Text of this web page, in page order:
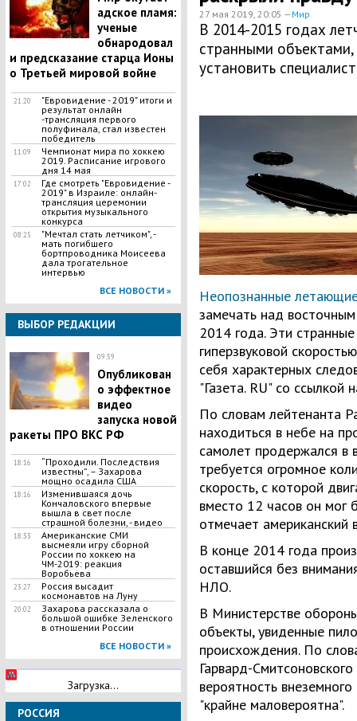
адское пламя:
ученые
обнародовал
и предсказание старца Ионы
о Третьей мировой войне
21:20
"Евровидение - 2019" итоги и
результат онлайн
-трансляция первого
полуфинала, стал известен
победитель
11:09
Чемпионат мира по хоккею
2019. Расписание игрового
дня 14 мая
17:02
​Где смотреть "Евровидение -
2019" в Израиле: онлайн-
трансляция церемонии
открытия музыкального
конкурса
08:25
"Мечтал стать летчиком", -
мать погибшего
бортпроводника Моисеева
дала трогательное
интервью
ВСЕ НОВОСТИ »
ВЫБОР РЕДАКЦИИ
09:59
Опубликован
о эффектное
видео
запуска новой
ракеты ПРО ВКС РФ
18:16
“Проходили. Последствия
известны”, – Захарова
мощно осадила США
18:16
Изменившаяся дочь
Кончаловского впервые
вышла в свет после
страшной болезни, - видео
18:33
Американские СМИ
высмеяли игру сборной
России по хоккею на
ЧМ-2019: реакция
Воробьева
23:27
Россия высадит
космонавтов на Луну
20:02
Захарова рассказала о
большой ошибке Зеленского
в отношении России
ВСЕ НОВОСТИ »
Загрузка...
РОССИЯ
27 мая 2019, 20:05 —Мир
В 2014-2015 годах
странными
установить
Неопознанные
замечать над
2014 года. Эти
гиперзвуковой
себя характерных
"Газета. RU" со ссылкой
По словам лейтенанта
находиться в небе на
самолет продержался в
требуется огромное
скорость, с которой
вместо 12 часов он мог
отмечает американский
В конце 2014 года
оставшийся без
НЛО.
В Министерстве
объекты, увиденные
происхождения. По
Гарвард-
вероятность
"крайне маловероятна".